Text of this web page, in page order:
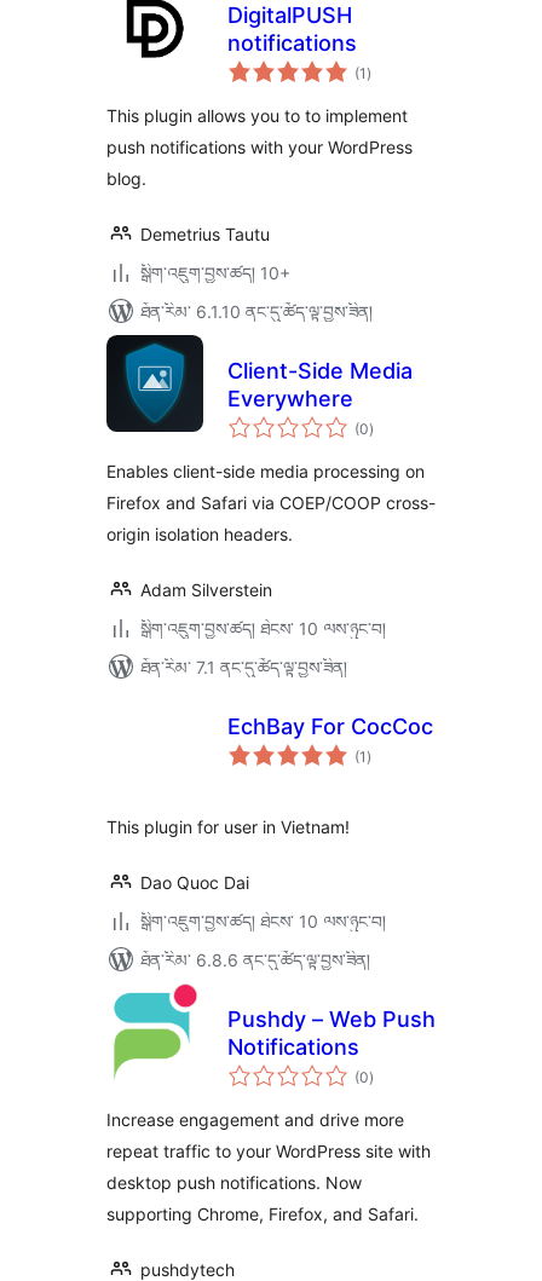
DigitalPUSH
notifications
(1 གདེང་
འཇོག་
ཚང་།
)
This plugin allows you to to implement
push notifications with your WordPress
blog.
Demetrius Tautu
སྒྲིག་འཇུག་བྱས་ཚད། 10+
ཐོན་རིམ་ 6.1.10 ནང་དུ་ཚོད་ལྟ་བྱས་ཟིན།
Client-Side Media
Everywhere
(0གདེང་
འཇོག་
ཚང་།
)
Enables client-side media processing on
Firefox and Safari via COEP/COOP cross-
origin isolation headers.
Adam Silverstein
སྒྲིག་འཇུག་བྱས་ཚད། ཐེངས་ 10 ལས་ཉུང་བ།
ཐོན་རིམ་ 7.1 ནང་དུ་ཚོད་ལྟ་བྱས་ཟིན།
EchBay For CocCoc
(1 གདེང་
འཇོག་
)
This plugin for user in Vietnam!
Dao Quoc Dai
སྒྲིག་འཇུག་བྱས་ཚད། ཐེངས་ 10 ལས་ཉུང་བ།
ཐོན་རིམ་ 6.8.6 ནང་དུ་ཚོད་ལྟ་བྱས་ཟིན།
Pushdy – Web Push
Notifications
(0གདེང་
འཇོག་
ཚང་།
)
Increase engagement and drive more
repeat traffic to your WordPress site with
desktop push notifications. Now
supporting Chrome, Firefox, and Safari.
pushdytech